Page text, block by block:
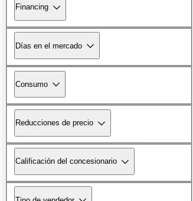
Financing
Días en el mercado
Consumo
Reducciones de precio
Calificación del concesionario